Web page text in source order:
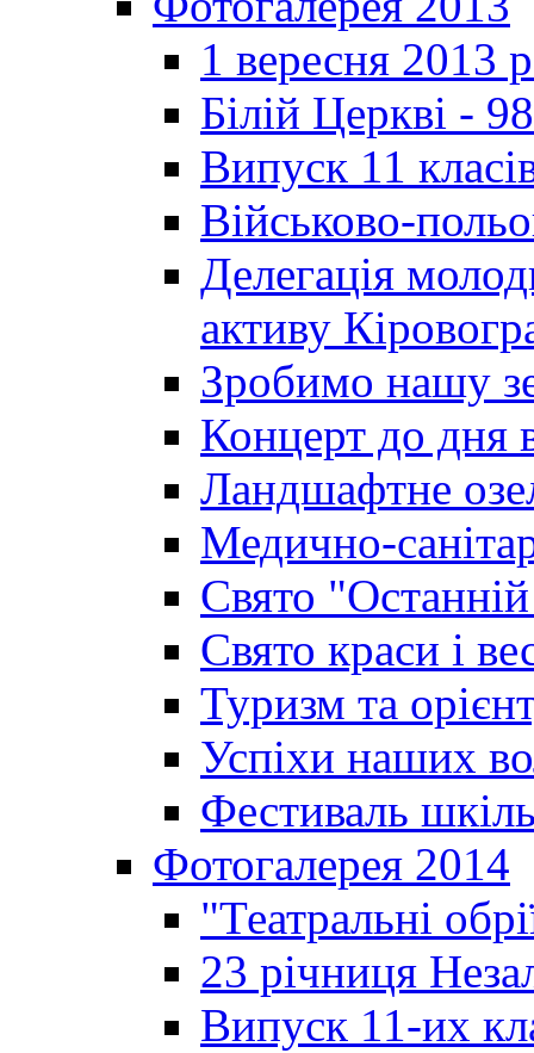
1 вересня 2013
Білій Церкві -
Випуск 11
Військово-
Делегація
активу
Зробимо нашу
Концерт до дня
Ландшафтне
Медично-
Свято
Свято краси і
Туризм та
Успіхи наших
Фестиваль
Фотогалерея 2014
"Театральні
23 річниця
Випуск 11-их